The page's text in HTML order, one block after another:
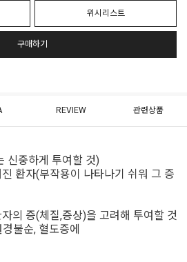
위시리스트
구매하기
REVIEW 관련상품
신중하게 투여할 것)
환자(부작용이 나타나기 쉬워 그 증
의 증(체질,증상)을 고려해 투여할 것
불순, 혈도증에